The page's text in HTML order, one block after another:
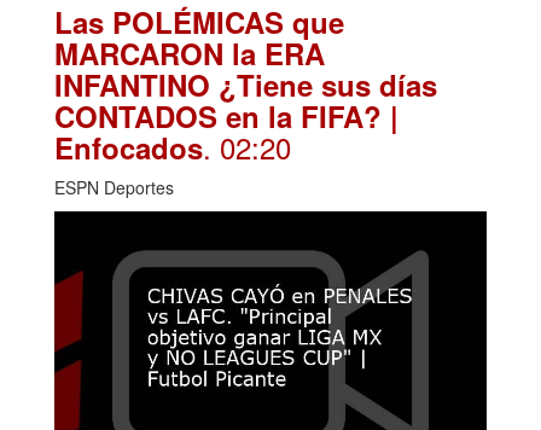
Las POLÉMICAS que
MARCARON la ERA
INFANTINO ¿Tiene sus días
CONTADOS en la FIFA? |
Enfocados. 02:20
ESPN Deportes